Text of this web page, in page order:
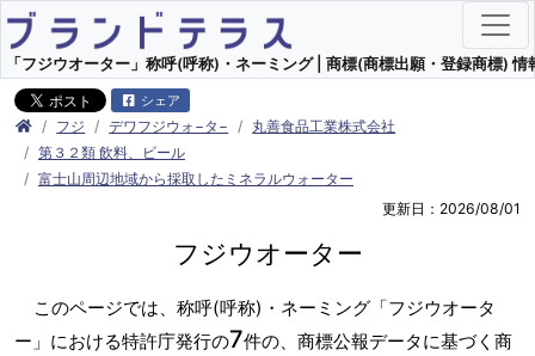
「フジウオーター」称呼(呼称)・ネーミング | 商標(商標出願・登録商標) 情
シェア
フジ デワフジウォ−タ−
丸善食品工業株式会社
第３２類 飲料、ビール
富士山周辺地域から採取したミネラルウォーター
更新日：2026/08/01
フジウオーター
このページでは、称呼(呼称)・ネーミング「フジウオータ
ー」における特許庁発行の7件の、商標公報データに基づく商